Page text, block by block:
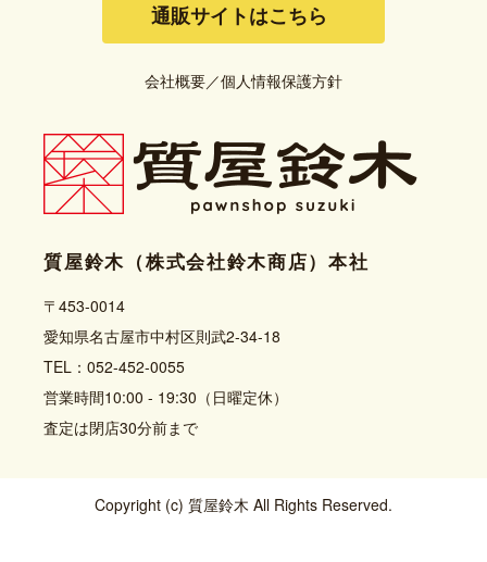
通販サイトはこちら
会社概要／個人情報保護方針
質屋鈴木（株式会社鈴木商店）本社
〒453-0014
愛知県名古屋市中村区則武2-34-18
TEL：052-452-0055
営業時間10:00 - 19:30（日曜定休）
査定は閉店30分前まで
Copyright (c) 質屋鈴木 All Rights Reserved.